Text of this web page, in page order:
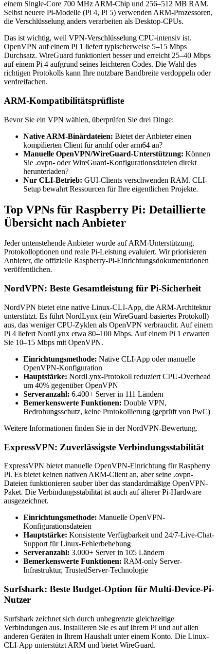
einem Single-Core 700 MHz ARM-Chip und 256–512 MB RAM.
Selbst neuere Pi-Modelle (Pi 4, Pi 5) verwenden ARM-Prozessoren,
die Verschlüsselung anders verarbeiten als Desktop-CPUs.
Das ist wichtig, weil VPN-Verschlüsselung CPU-intensiv ist.
OpenVPN auf einem Pi 1 liefert typischerweise 5–15 Mbps
Durchsatz. WireGuard funktioniert besser und erreicht 25–40 Mbps
auf einem Pi 4 aufgrund seines leichteren Codes. Die Wahl des
richtigen Protokolls kann Ihre nutzbare Bandbreite verdoppeln oder
verdreifachen.
ARM-Kompatibilitätsprüfliste
Bevor Sie ein VPN wählen, überprüfen Sie drei Dinge:
Native ARM-Binärdateien: Bietet der Anbieter einen
kompilierten Client für armhf oder arm64 an?
Manuelle OpenVPN/WireGuard-Unterstützung: Können
Sie .ovpn- oder WireGuard-Konfigurationsdateien direkt
herunterladen?
Nur CLI-Betrieb: GUI-Clients verschwenden RAM. CLI-
Setup bewahrt Ressourcen für Ihre eigentlichen Projekte.
Top VPNs für Raspberry Pi: Detaillierte
Übersicht nach Anbieter
Jeder untenstehende Anbieter wurde auf ARM-Unterstützung,
Protokolloptionen und reale Pi-Leistung evaluiert. Wir priorisieren
Anbieter, die offizielle Raspberry-Pi-Einrichtungsdokumentationen
veröffentlichen.
NordVPN: Beste Gesamtleistung für Pi-Sicherheit
NordVPN bietet eine native Linux-CLI-App, die ARM-Architektur
unterstützt. Es führt NordLynx (ein WireGuard-basiertes Protokoll)
aus, das weniger CPU-Zyklen als OpenVPN verbraucht. Auf einem
Pi 4 liefert NordLynx etwa 80–100 Mbps. Auf einem Pi 1 erwarten
Sie 10–15 Mbps mit OpenVPN.
Einrichtungsmethode: Native CLI-App oder manuelle
OpenVPN-Konfiguration
Hauptstärke: NordLynx-Protokoll reduziert CPU-Overhead
um 40% gegenüber OpenVPN
Serveranzahl: 6.400+ Server in 111 Ländern
Bemerkenswerte Funktionen: Double VPN,
Bedrohungsschutz, keine Protokollierung (geprüft von PwC)
Weitere Informationen finden Sie in der NordVPN-Bewertung.
ExpressVPN: Zuverlässigste Verbindungsstabilität
ExpressVPN bietet manuelle OpenVPN-Einrichtung für Raspberry
Pi. Es bietet keinen nativen ARM-Client an, aber seine .ovpn-
Dateien funktionieren sauber über das standardmäßige OpenVPN-
Paket. Die Verbindungsstabilität ist auch auf älterer Pi-Hardware
ausgezeichnet.
Einrichtungsmethode: Manuelle OpenVPN-
Konfigurationsdateien
Hauptstärke: Konsistente Verfügbarkeit und 24/7-Live-Chat-
Support für Linux-Fehlerbehebung
Serveranzahl: 3.000+ Server in 105 Ländern
Bemerkenswerte Funktionen: RAM-only Server-
Infrastruktur, TrustedServer-Technologie
Surfshark: Beste Budget-Option für Multi-Device-Pi-
Nutzer
Surfshark zeichnet sich durch unbegrenzte gleichzeitige
Verbindungen aus. Installieren Sie es auf Ihrem Pi und auf allen
anderen Geräten in Ihrem Haushalt unter einem Konto. Die Linux-
CLI-App unterstützt ARM und bietet WireGuard.